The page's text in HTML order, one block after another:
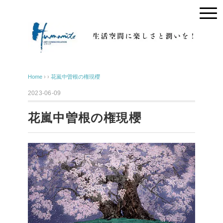
Home › › 花嵐中曽根の権現櫻
2023-06-09
花嵐中曽根の権現櫻